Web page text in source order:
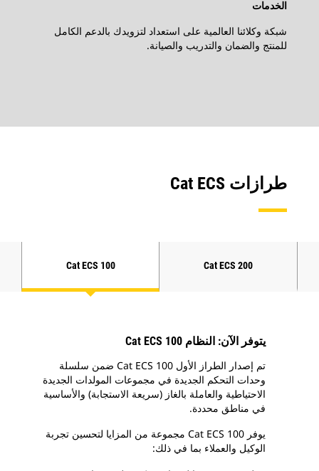
الخدمات
شبكة وكلائنا العالمية على استعداد لتزويدك بالدعم الكامل
للمنتج والضمان والتدريب والصيانة.
طرازات Cat ECS‏
Cat ECS 100 Cat ECS 200
يتوفر الآن: النظام Cat ECS 100
تم إصدار الطراز الأول Cat ECS 100 ضمن سلسلة
وحدات التحكم الجديدة في مجموعات المولدات الجديدة
الاحتياطية والعاملة بالغاز (سريعة الاستجابة) والأساسية
في مناطق محددة.
يوفر Cat ECS 100 مجموعة من المزايا لتحسين تجربة
الوكيل والعملاء بما في ذلك: